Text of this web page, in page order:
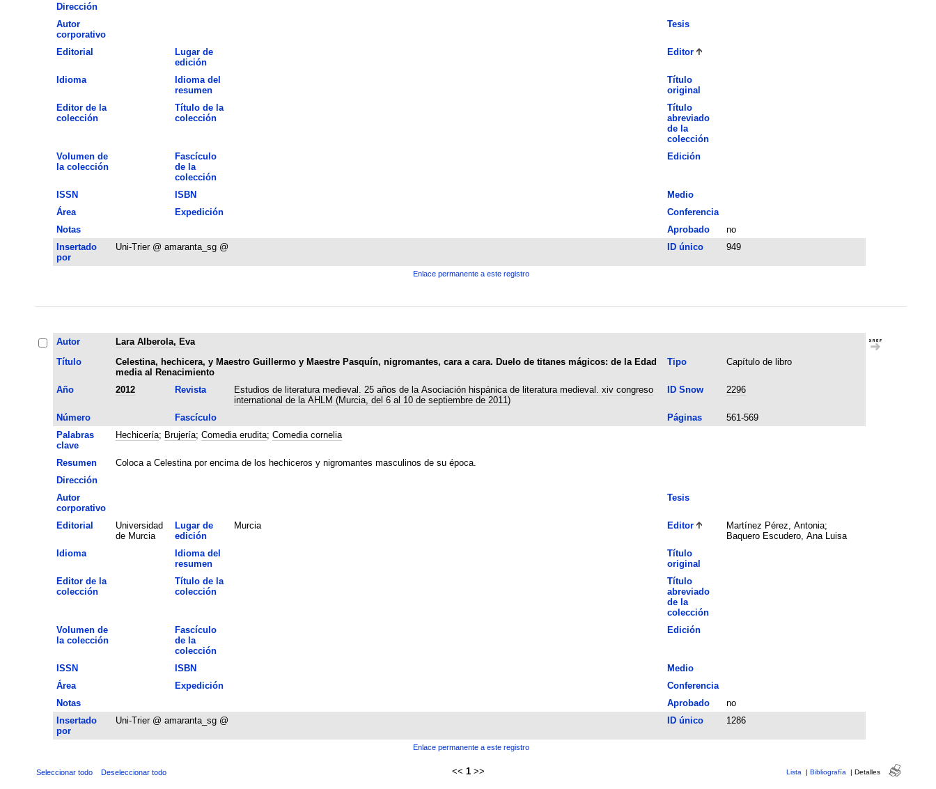
Dirección
Autor
corporativo
Tesis
Editorial
Lugar de
edición
Editor
Idioma
Idioma del
resumen
Título
original
Editor de la
colección
Título de la
colección
Título
abreviado
de la
colección
Volumen de
la colección
Fascículo
de la
colección
Edición
ISSN ISBN
Medio
Área
Expedición
Conferencia
Notas
Aprobado
no
Insertado
por
Uni-Trier @ amaranta_sg @ ID único 949
Enlace permanente a este registro
Autor
Lara Alberola, Eva
Título
Celestina, hechicera, y Maestro Guillermo y Maestre Pasquín, nigromantes, cara a cara. Duelo de titanes mágicos: de la Edad
media al Renacimiento
Tipo Capítulo de libro
Año 2012 Revista
Estudios de literatura medieval. 25 años de la Asociación hispánica de literatura medieval. xiv congreso
international de la AHLM (Murcia, del 6 al 10 de septiembre de 2011)
ID Snow 2296
Número Fascículo Páginas
561-569
Palabras
clave
Hechicería; Brujería; Comedia erudita; Comedia cornelia
Resumen
Coloca a Celestina por encima de los hechiceros y nigromantes masculinos de su época.
Dirección
Autor
corporativo
Tesis
Editorial
Universidad
de Murcia
Lugar de
edición
Murcia Editor
Martínez Pérez, Antonia;
Baquero Escudero, Ana Luisa
Idioma
Idioma del
resumen
Título
original
Editor de la
colección
Título de la
colección
Título
abreviado
de la
colección
Volumen de
la colección
Fascículo
de la
colección
Edición
ISSN ISBN
Medio
Área
Expedición
Conferencia
Notas
Aprobado
no
Insertado
por
Uni-Trier @ amaranta_sg @ ID único 1286
Enlace permanente a este registro
Seleccionar todo Deseleccionar todo << 1 >> Lista | Bibliografía | Detalles